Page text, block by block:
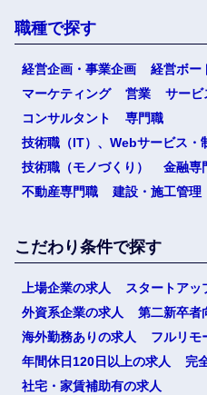
職種で探す
経営企画・事業企画 経営ボー
マーケティング
営業 サービ
コンサルタント
専門職
技術職（IT）、Webサービス・
技術職（モノづくり）
金融専
不動産専門職
建設・施工管理
こだわり条件で探す
上場企業の求人
スタートアッ
外資系企業の求人
第二新卒者
海外勤務ありの求人
フルリモ
年間休日120日以上の求人
完
社宅・家賃補助有の求人